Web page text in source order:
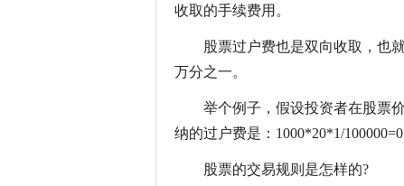
收取的手续费用。
股票过户费也是双向收取，也
万分之一。
举个例子，假设投资者在股票
纳的过户费是：1000*20*1/
股票的交易规则是怎样的?